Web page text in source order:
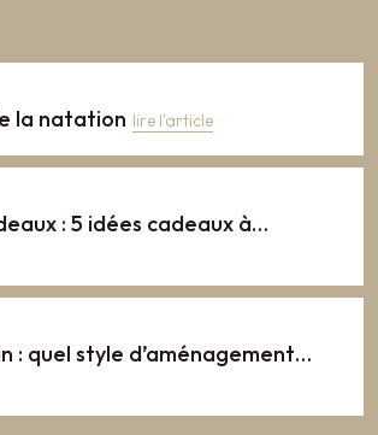
la natation
: 5 idées cadeaux à…
: quel style d’aménagement…